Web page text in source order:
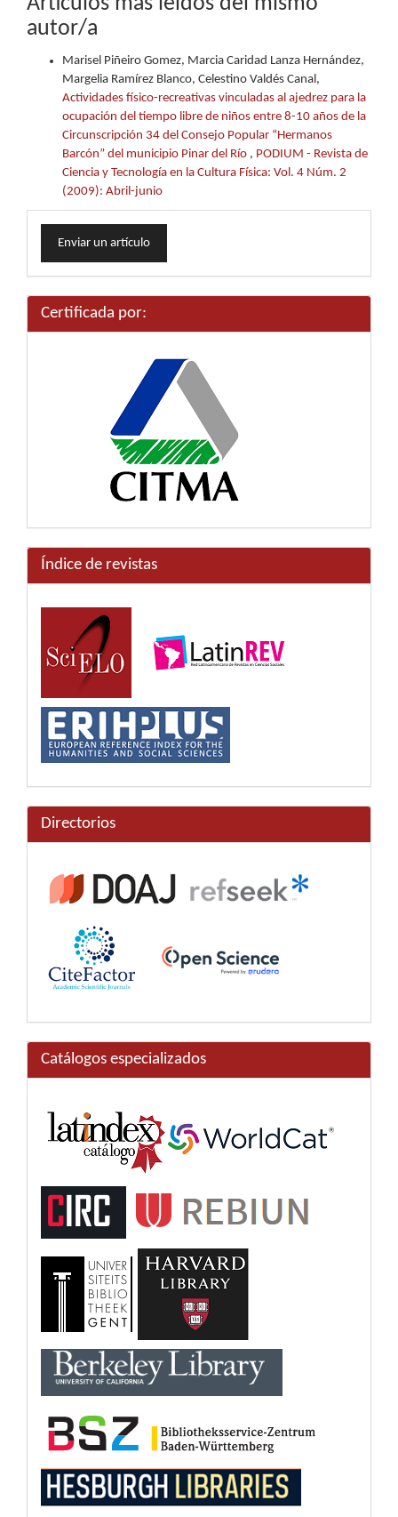
autor/a
Marisel Piñeiro Gomez, Marcia Caridad Lanza Hernández,
Margelia Ramírez Blanco, Celestino Valdés Canal,
Actividades físico-recreativas vinculadas al ajedrez para la
ocupación del tiempo libre de niños entre 8-10 años de la
Circunscripción 34 del Consejo Popular “Hermanos
Barcón” del municipio Pinar del Río , PODIUM - Revista de
Ciencia y Tecnología en la Cultura Física: Vol. 4 Núm. 2
(2009): Abril-junio
Enviar
unEnviar un artículo
Certificada por:
Índice de revistas
Directorios
Catálogos especializados